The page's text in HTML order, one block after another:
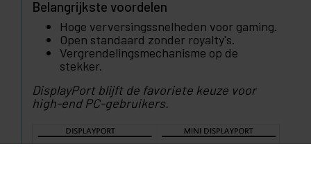
Belangrijkste voordelen
Hoge verversingssnelheden voor gaming.
Open standaard zonder royalty's.
Vergrendelingsmechanisme op de
stekker.
DisplayPort blijft de favoriete keuze voor
high-end PC-gebruikers.